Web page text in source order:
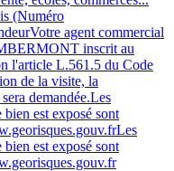
(Numéro
agent commercial
inscrit au
l'article L.561.5 du Code
de la visite, la
demandée.Les
est exposé sont
est exposé sont